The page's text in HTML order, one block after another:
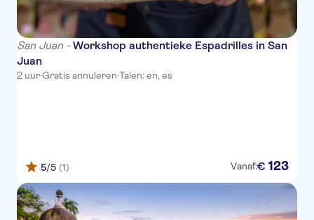
San Juan -Workshop authentieke Espadrilles in San
Juan
2 uur·Gratis annuleren·Talen: en, es
5/5 (1) Vanaf:€ 123